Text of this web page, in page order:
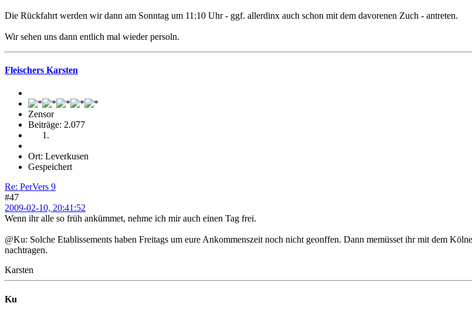
Die Rückfahrt werden wir dann am Sonntag um 11:10 Uhr - ggf. allerdinx auch schon mit dem davorenen Zuch - antreten.
Wir sehen uns dann entlich mal wieder persoln.
Fleischers Karsten
Zensor
Beiträge: 2.077
Ort: Leverkusen
Gespeichert
Re: PerVers 9
#47
2009-02-10, 20:41:52
Wenn ihr alle so früh ankümmet, nehme ich mir auch einen Tag frei.
@Ku: Solche Etablissements haben Freitags um eure Ankommenszeit noch nicht geonffen. Dann memüsset ihr mit dem
nachtragen.
Karsten
Ku